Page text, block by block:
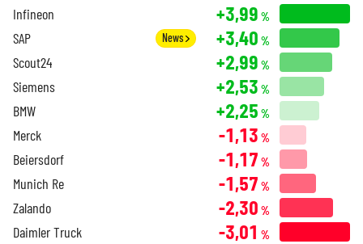
Infineon +3,99 %
SAP News +3,40 %
Scout24 +2,99 %
Siemens +2,53 %
BMW +2,25 %
Merck -1,13 %
Beiersdorf -1,17 %
Munich Re -1,57 %
Zalando -2,30 %
Daimler Truck -3,01 %